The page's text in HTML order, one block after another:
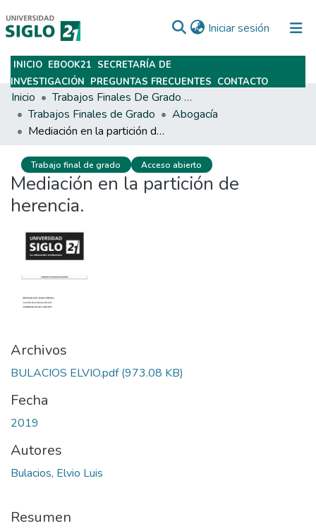
Iniciar sesión (current)
Subir
INICIO EBOOK21 SECRETARÍA DE
INVESTIGACIÓN PREGUNTAS FRECUENTES CONTACTO
Inicio
Trabajos Finales De Grado Y Posgrado
Trabajos Finales de Grado
Abogacía
Mediación en la partición de herencia.
Trabajo final de grado Acceso abierto
Mediación en la partición de
herencia.
Archivos
BULACIOS ELVIO.pdf(973.08 KB)
Fecha
2019
Autores
Bulacios, Elvio Luis
Resumen